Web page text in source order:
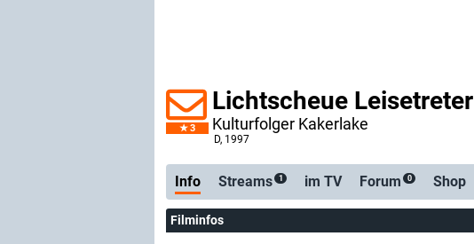
3
Lichtscheue Leisetreter
Kulturfolger Kakerlake
D, 1997
Info Streams 1 im TV Forum 0 Shop
Filminfos